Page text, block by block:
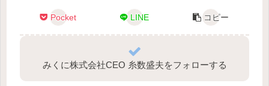
Pocket LINE コピー
みくに株式会社CEO 糸数盛夫をフォローする